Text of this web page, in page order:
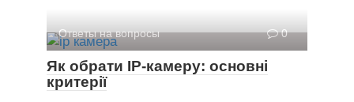
Ответы на вопросы 0
Як обрати IP-камеру: основні
критерії